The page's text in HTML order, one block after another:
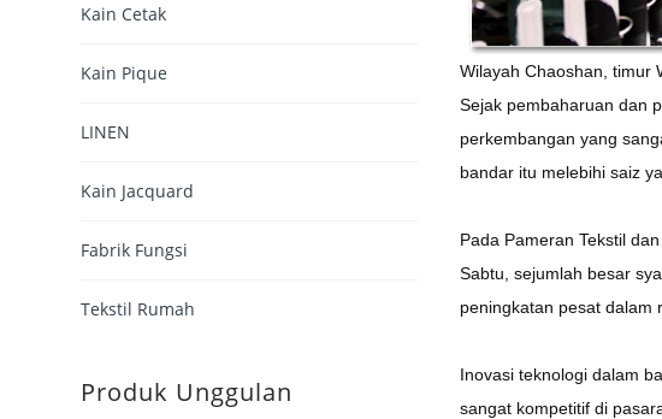
Wilayah Chaoshan, timur
Sejak pembaharuan dan
perkembangan yang
bandar itu melebihi saiz
Pada Pameran Tekstil
Sabtu, sejumlah besar
peningkatan pesat dalam
Inovasi teknologi dalam
sangat kompetitif di
Kain Cetak
Kain Pique
LINEN
Kain Jacquard
Fabrik Fungsi
Tekstil Rumah
Produk Unggulan